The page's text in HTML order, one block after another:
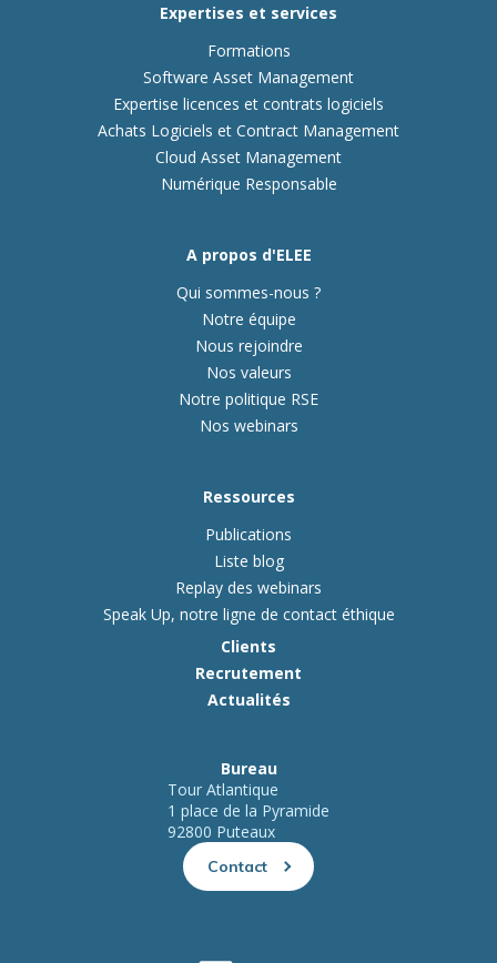
Expertises et services
Formations
Software Asset Management
Expertise licences et contrats logiciels
Achats Logiciels et Contract Management
Cloud Asset Management
Numérique Responsable
A propos d'ELEE
Qui sommes-nous ?
Notre équipe
Nous rejoindre
Nos valeurs
Notre politique RSE
Nos webinars
Ressources
Publications
Liste blog
Replay des webinars
Speak Up, notre ligne de contact éthique
Clients
Recrutement
Actualités
Bureau
Tour Atlantique
1 place de la Pyramide
92800 Puteaux
Contact